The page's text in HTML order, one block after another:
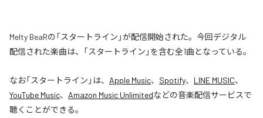
Melty BeaRの「スタートライン」が配信開始された。今回デジタル
配信された楽曲は、「スタートライン」を含む全1曲となっている。
なお「スタートライン 」は、 Apple Music、 Spotify、 LINE MUSIC、
YouTube Music、 Amazon Music Unlimitedなどの音楽配信サービスで
聴くことができる。